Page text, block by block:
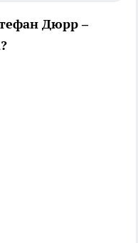
Дюрр –